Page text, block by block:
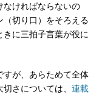
ければならないの
（切り口）をそろえる
に三拍子言葉が役に
が、あらためて全体
さについては、 連載